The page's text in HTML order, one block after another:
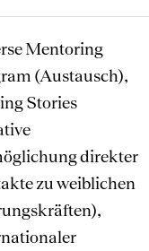
Mentoring
(Austausch),
Stories
direkter
zu weiblichen